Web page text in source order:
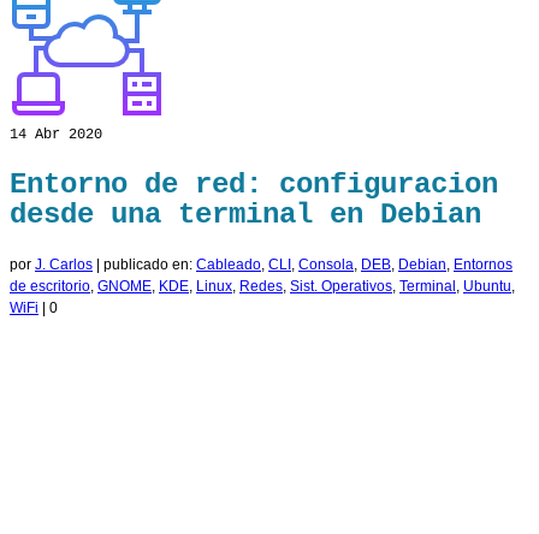
14 Abr 2020
Entorno de red: configuracion
desde una terminal en Debian
por J. Carlos | publicado en: Cableado, CLI, Consola, DEB, Debian, Entornos
de escritorio, GNOME, KDE, Linux, Redes, Sist. Operativos, Terminal, Ubuntu,
WiFi | 0